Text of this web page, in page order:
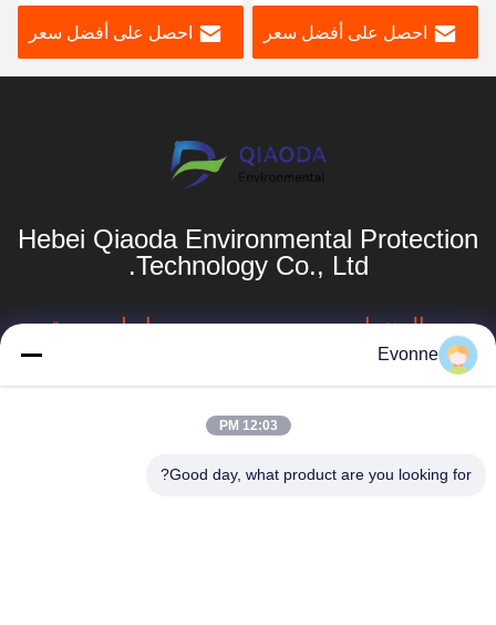
احصل على أفضل سعر احصل على أفضل سعر
Hebei Qiaoda Environmental Protection
Technology Co., Ltd.
المنتجات روابط سريعة
Evonne
12:03 PM
Good day, what product are you looking for?